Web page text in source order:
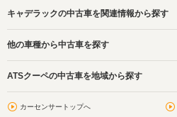
キャデラックの中古車を関連情報から探す
他の車種から中古車を探す
ATSクーペの中古車を地域から探す
カーセンサートップへ